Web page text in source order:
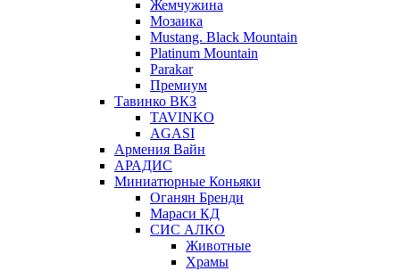
Жемчужина
Мозаика
Mustang. Black Mountain
Platinum Mountain
Parakar
Премиум
Тавинко ВКЗ
TAVINKO
AGASI
Армения Вайн
АРАДИС
Миниатюрные Коньяки
Оганян Бренди
Мараси КД
СИС АЛКО
Животные
Храмы